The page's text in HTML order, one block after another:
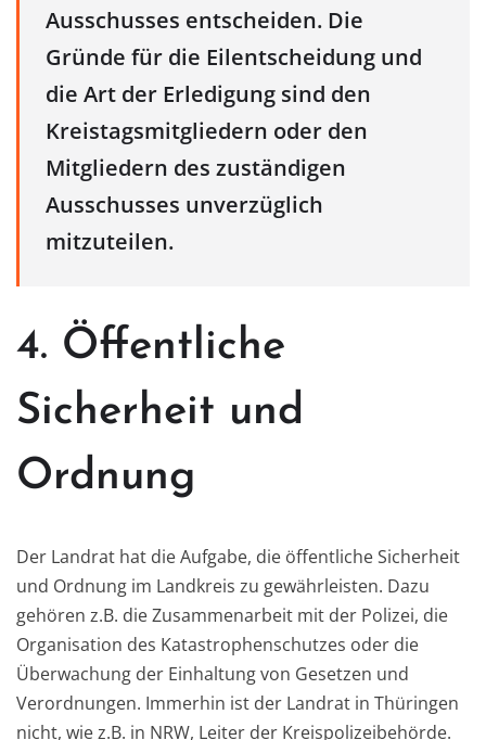
Ausschusses entscheiden. Die
Gründe für die Eilentscheidung und
die Art der Erledigung sind den
Kreistagsmitgliedern oder den
Mitgliedern des zuständigen
Ausschusses unverzüglich
mitzuteilen.
4. Öffentliche
Sicherheit und
Ordnung
Der Landrat hat die Aufgabe, die öffentliche Sicherheit
und Ordnung im Landkreis zu gewährleisten. Dazu
gehören z.B. die Zusammenarbeit mit der Polizei, die
Organisation des Katastrophenschutzes oder die
Überwachung der Einhaltung von Gesetzen und
Verordnungen. Immerhin ist der Landrat in Thüringen
nicht, wie z.B. in NRW, Leiter der Kreispolizeibehörde.